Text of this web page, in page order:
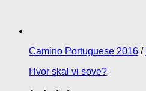
Camino Portuguese 2016 /
Hvor skal vi sove?